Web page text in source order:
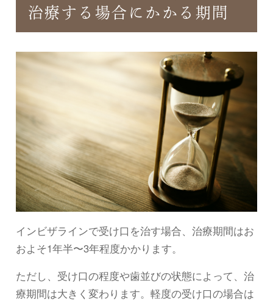
治療する場合にかかる期間
インビザラインで受け口を治す場合、治療期間はお
およそ1年半〜3年程度かかります。
ただし、受け口の程度や歯並びの状態によって、治
療期間は大きく変わります。軽度の受け口の場合は